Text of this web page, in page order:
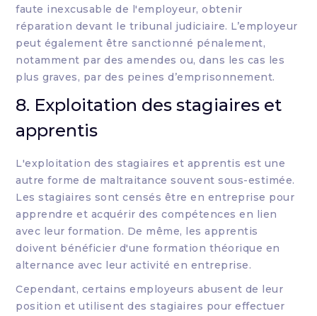
faute inexcusable de l'employeur, obtenir
réparation devant le tribunal judiciaire. L’employeur
peut également être sanctionné pénalement,
notamment par des amendes ou, dans les cas les
plus graves, par des peines d’emprisonnement.
8. Exploitation des stagiaires et
apprentis
L'exploitation des stagiaires et apprentis est une
autre forme de maltraitance souvent sous-estimée.
Les stagiaires sont censés être en entreprise pour
apprendre et acquérir des compétences en lien
avec leur formation. De même, les apprentis
doivent bénéficier d'une formation théorique en
alternance avec leur activité en entreprise.
Cependant, certains employeurs abusent de leur
position et utilisent des stagiaires pour effectuer